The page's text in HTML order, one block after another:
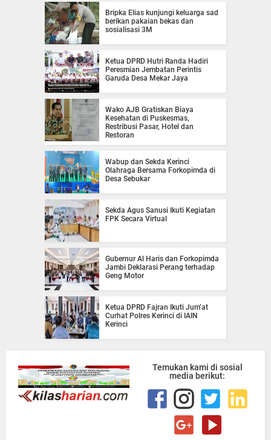
Bripka Elias kunjungi keluarga sad
berikan pakaian bekas dan
sosialisasi 3M
Ketua DPRD Hutri Randa Hadiri
Peresmian Jembatan Perintis
Garuda Desa Mekar Jaya
Wako AJB Gratiskan Biaya
Kesehatan di Puskesmas,
Restribusi Pasar, Hotel dan
Restoran
Wabup dan Sekda Kerinci
Olahraga Bersama Forkopimda di
Desa Sebukar
Sekda Agus Sanusi Ikuti Kegiatan
FPK Secara Virtual
Gubernur Al Haris dan Forkopimda
Jambi Deklarasi Perang terhadap
Geng Motor
Ketua DPRD Fajran Ikuti Jum’at
Curhat Polres Kerinci di IAIN
Kerinci
Temukan kami di sosial
media berikut: